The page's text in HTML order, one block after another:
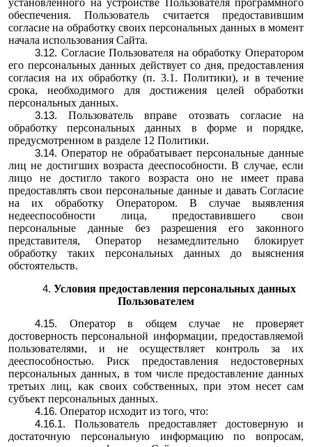
установленного на устройстве Пользователя программного
обеспечения. Пользователь считается предоставившим
согласие на обработку своих персональных данных в момент
начала использования Сайта.
Согласие Пользователя на обработку Оператором
его персональных данных действует со дня, предоставления
согласия на их обработку (п. 3.1. Политики), и в течение
срока, необходимого для достижения целей обработки
персональных данных.
Пользователь вправе отозвать согласие на
обработку персональных данных в форме и порядке,
предусмотренном в разделе 12 Политики.
Оператор не обрабатывает персональные данные
лиц не достигших возраста дееспособности. В случае, если
лицо не достигло такого возраста оно не имеет права
предоставлять свои персональные данные и давать Согласие
на их обработку Оператором. В случае выявления
недееспособности лица, предоставившего свои
персональные данные без разрешения его законного
представителя, Оператор незамедлительно блокирует
обработку таких персональных данных до выяснения
обстоятельств.
Условия предоставления персональных данных
Пользователем
Оператор в общем случае не проверяет
достоверность персональной информации, предоставляемой
пользователями, и не осуществляет контроль за их
дееспособностью. Риск предоставления недостоверных
персональных данных, в том числе предоставление данных
третьих лиц, как своих собственных, при этом несет сам
субъект персональных данных.
Оператор исходит из того, что:
Пользователь предоставляет достоверную и
достаточную персональную информацию по вопросам,